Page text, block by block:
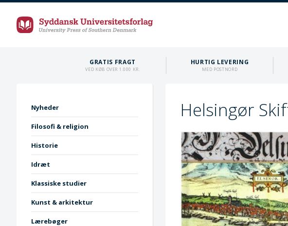
GRATIS FRAGT
VED KØB OVER 1.000 KR.
HURTIG LEVERING
MED POSTNORD
Nyheder
Filosofi & religion
Historie
Idræt
Klassiske studier
Kunst & arkitektur
Lærebøger
Helsingør